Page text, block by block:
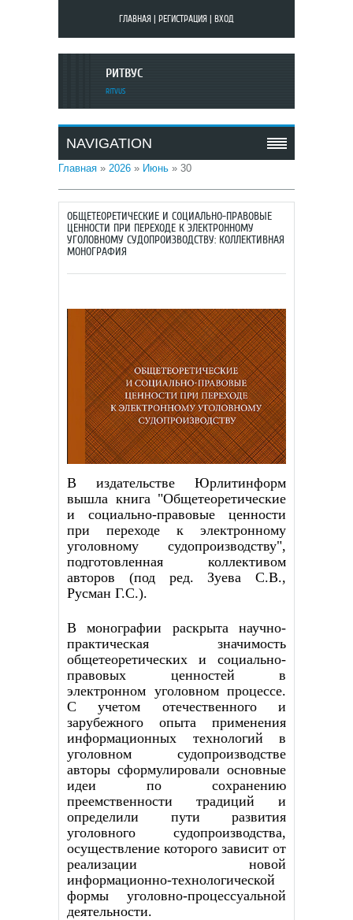
ГЛАВНАЯ РЕГИСТРАЦИЯ ВХОД
РИТВУС
RITVUS
NAVIGATION
Главная » 2026 » Июнь » 30
ОБЩЕТЕОРЕТИЧЕСКИЕ И СОЦИАЛЬНО-ПРАВОВЫЕ
ЦЕННОСТИ ПРИ ПЕРЕХОДЕ К ЭЛЕКТРОННОМУ
УГОЛОВНОМУ СУДОПРОИЗВОДСТВУ: КОЛЛЕКТИВНАЯ
МОНОГРАФИЯ
В издательстве Юрлитинформ
вышла книга "Общетеоретические
и социально-правовые ценности
при переходе к электронному
уголовному судопроизводству",
подготовленная коллективом
авторов (под ред. Зуева С.В.,
Русман Г.С.).
В монографии раскрыта научно-
практическая значимость
общетеоретических и социально-
правовых ценностей в
электронном уголовном процессе.
С учетом отечественного и
зарубежного опыта применения
информационных технологий в
уголовном судопроизводстве
авторы сформулировали основные
идеи по сохранению
преемственности традиций и
определили пути развития
уголовного судопроизводства,
осуществление которого зависит от
реализации новой
информационно-технологической
формы уголовно-процессуальной
деятельности.